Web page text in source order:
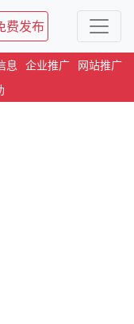
费发布
息 企业推广
网站推广